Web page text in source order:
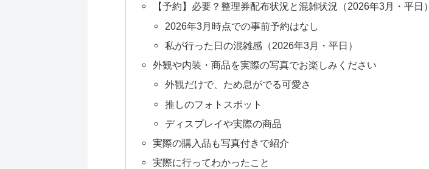
【予約】必要？整理券配布状況と混雑状況（2026年3月・平日）
2026年3月時点での事前予約はなし
私が行った日の混雑感（2026年3月・平日）
外観や内装・商品を実際の写真でお楽しみください
外観だけで、ため息がでる可愛さ
推しのフォトスポット
ディスプレイや実際の商品
実際の購入品も写真付きで紹介
実際に行ってわかったこと